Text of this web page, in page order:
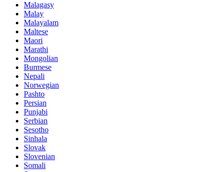
Malagasy
Malay
Malayalam
Maltese
Maori
Marathi
Mongolian
Burmese
Nepali
Norwegian
Pashto
Persian
Punjabi
Serbian
Sesotho
Sinhala
Slovak
Slovenian
Somali